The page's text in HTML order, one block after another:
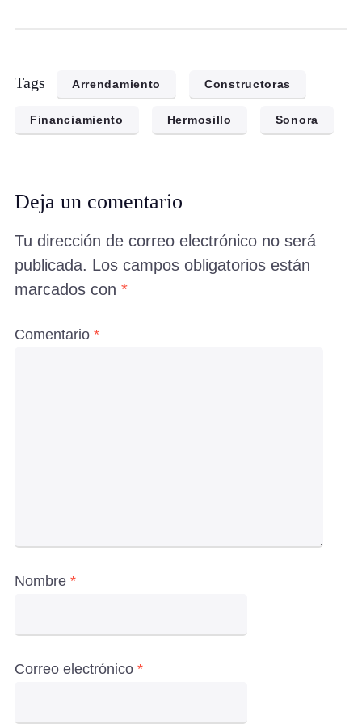
Tags Arrendamiento Constructoras
Financiamiento Hermosillo Sonora
Deja un comentario
Tu dirección de correo electrónico no será
publicada. Los campos obligatorios están
marcados con *
Comentario *
Nombre *
Correo electrónico *